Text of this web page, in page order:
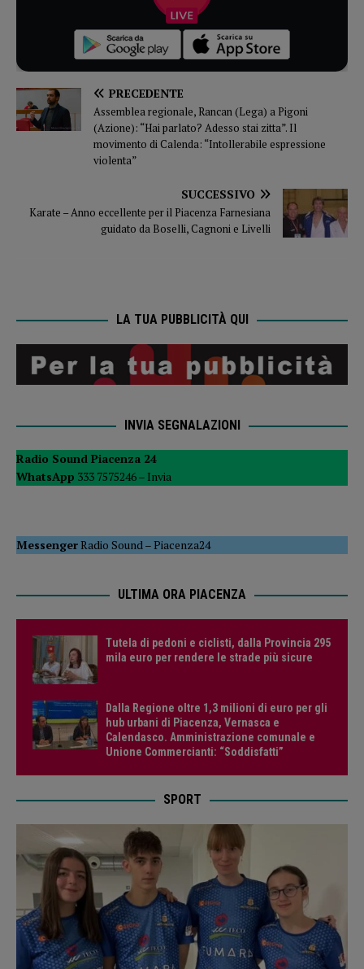
PRECEDENTE
Assemblea regionale, Rancan (Lega) a Pigoni
(Azione): “Hai parlato? Adesso stai zitta”. Il
movimento di Calenda: “Intollerabile espressione
violenta”
SUCCESSIVO
Karate – Anno eccellente per il Piacenza Farnesiana
guidato da Boselli, Cagnoni e Livelli
LA TUA PUBBLICITÀ QUI
INVIA SEGNALAZIONI
Radio Sound Piacenza 24
WhatsApp 333 7575246 – Invia
MessengerRadio Sound–Piacenza24
ULTIMA ORA PIACENZA
Tutela di pedoni e ciclisti, dalla Provincia 295
mila euro per rendere le strade più sicure
Dalla Regione oltre 1,3 milioni di euro per gli
hub urbani di Piacenza, Vernasca e
Calendasco. Amministrazione comunale e
Unione Commercianti: “Soddisfatti”
SPORT